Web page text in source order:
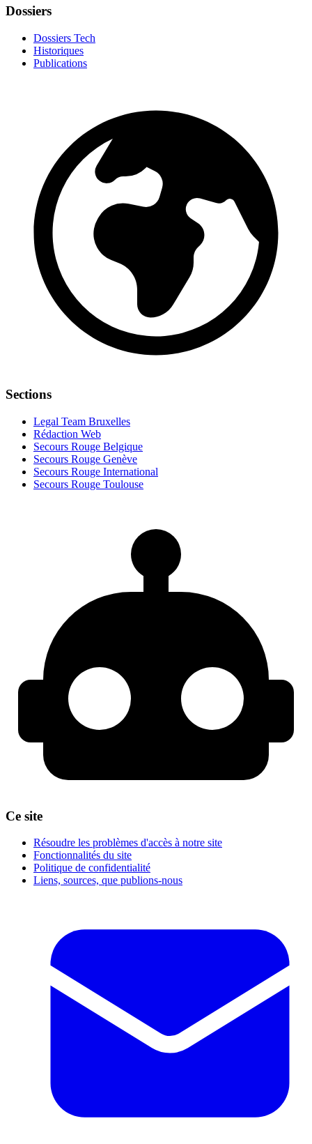
Dossiers
Dossiers Tech
Historiques
Publications
Sections
Legal Team Bruxelles
Rédaction Web
Secours Rouge Belgique
Secours Rouge Genève
Secours Rouge International
Secours Rouge Toulouse
Ce site
Résoudre les problèmes d'accès à notre site
Fonctionnalités du site
Politique de confidentialité
Liens, sources, que publions-nous